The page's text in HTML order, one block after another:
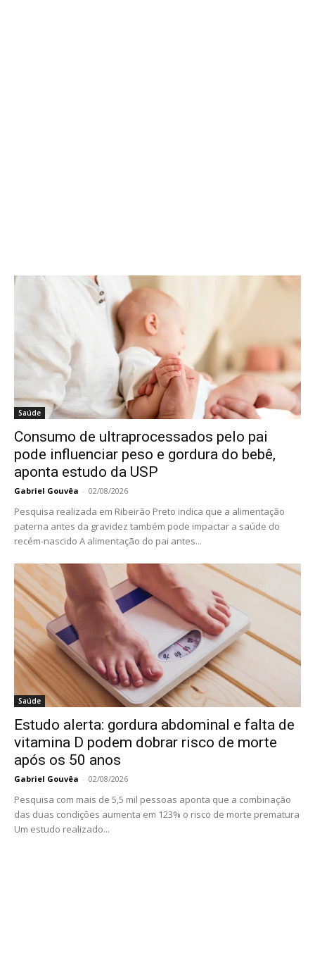
Saúde
Consumo de ultraprocessados pelo pai
pode influenciar peso e gordura do bebê,
aponta estudo da USP
Gabriel Gouvêa - 02/08/2026
Pesquisa realizada em Ribeirão Preto indica que a alimentação
paterna antes da gravidez também pode impactar a saúde do
recém-nascido A alimentação do pai antes...
Saúde
Estudo alerta: gordura abdominal e falta de
vitamina D podem dobrar risco de morte
após os 50 anos
Gabriel Gouvêa - 02/08/2026
Pesquisa com mais de 5,5 mil pessoas aponta que a combinação
das duas condições aumenta em 123% o risco de morte prematura
Um estudo realizado...